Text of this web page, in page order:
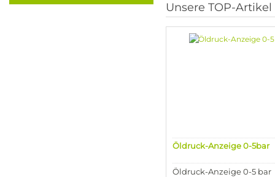
Unsere TOP-Artikel
Öldruck-Anzeige 0-5bar
Öldruck-Anzeige 0-5 bar